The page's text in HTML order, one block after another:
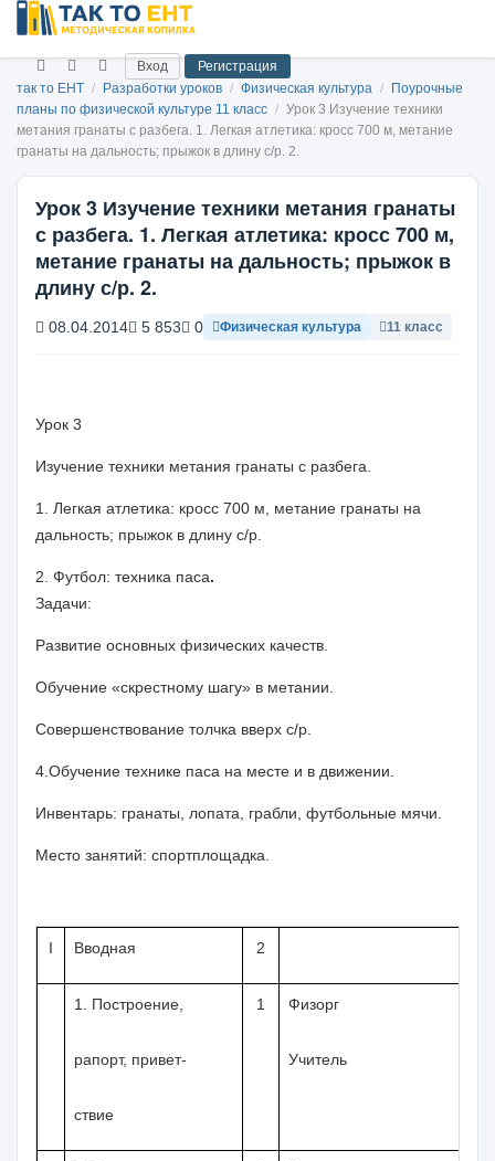
Вход
Регистрация
так то ЕНТ / Разработки уроков / Физическая культура /
Поурочные
планы по физической культуре 11 класс / Урок 3 Изучение техники
метания гранаты с разбега. 1. Легкая атлетика: кросс 700 м, метание
гранаты на дальность; прыжок в длину с/р. 2.
Урок 3 Изучение техники метания гранаты
с разбега. 1. Легкая атлетика: кросс 700 м,
метание гранаты на дальность; прыжок в
длину с/р. 2.
08.04.2014 5 853 0 Физическая культура 11 класс
Урок 3
Изучение техники метания гранаты с разбега.
1. Легкая атлетика: кросс 700 м , метание гранаты на
дальность; прыжок в длину с/р.
2. Футбол: техника паса.
Задачи:
Развитие основных физических качеств.
Обучение «скрестному шагу» в метании.
Совершенствование толчка вверх с/р.
4.Обучение технике паса на месте и в движении.
Инвентарь: гранаты, лопата, грабли, футбольные мячи.
Место занятий: спортплощадка.
I Вводная 2
1. Построение, 1 Физорг
рапорт, привет- Учитель
ствие